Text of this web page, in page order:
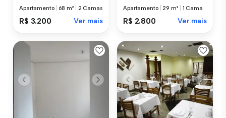
Apartamento 68 m² 2 Camas
R$ 3.200 Ver mais
Apartamento |29 m² 1 Cama
R$ 2.800 Ver mais